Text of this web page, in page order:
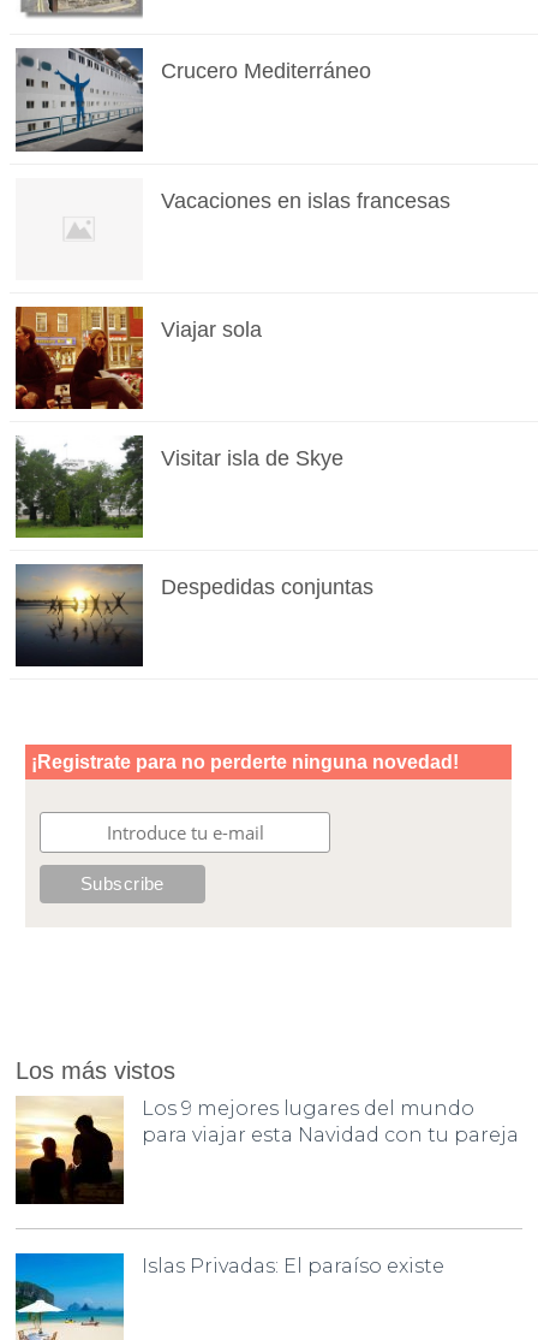
Crucero Mediterráneo
Vacaciones en islas francesas
Viajar sola
Visitar isla de Skye
Despedidas conjuntas
Los más vistos
Los 9 mejores lugares del mundo
para viajar esta Navidad con tu pareja
Islas Privadas: El paraíso existe